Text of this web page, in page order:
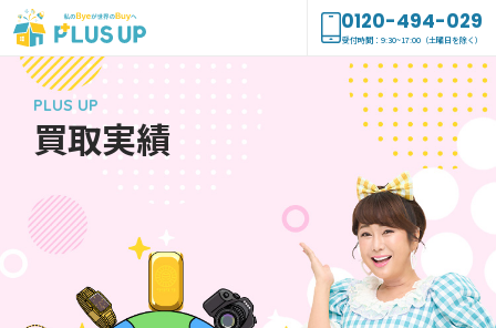
0120-494-029
受付時間：9:30~17:00（土曜日を除く）
PLUS UP
買取実績